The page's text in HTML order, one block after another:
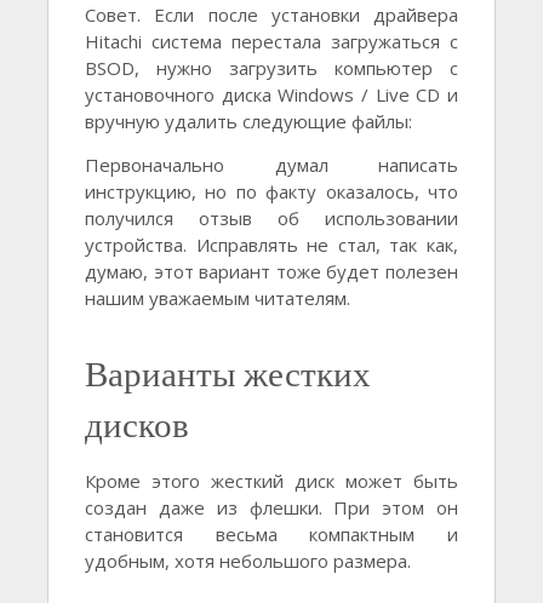
Совет. Если после установки драйвера
Hitachi система перестала загружаться с
BSOD, нужно загрузить компьютер с
установочного диска Windows / Live CD и
вручную удалить следующие файлы:
Первоначально думал написать
инструкцию, но по факту оказалось, что
получился отзыв об использовании
устройства. Исправлять не стал, так как,
думаю, этот вариант тоже будет полезен
нашим уважаемым читателям.
Варианты жестких
дисков
Кроме этого жесткий диск может быть
создан даже из флешки. При этом он
становится весьма компактным и
удобным, хотя небольшого размера.